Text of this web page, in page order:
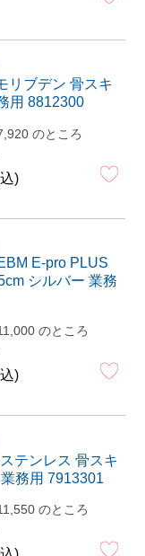
リブデン 骨スキ
用 8812300
のところ
E-pro PLUS
シルバー 業務
のところ
テンレス 骨スキ
務用 7913301
のところ